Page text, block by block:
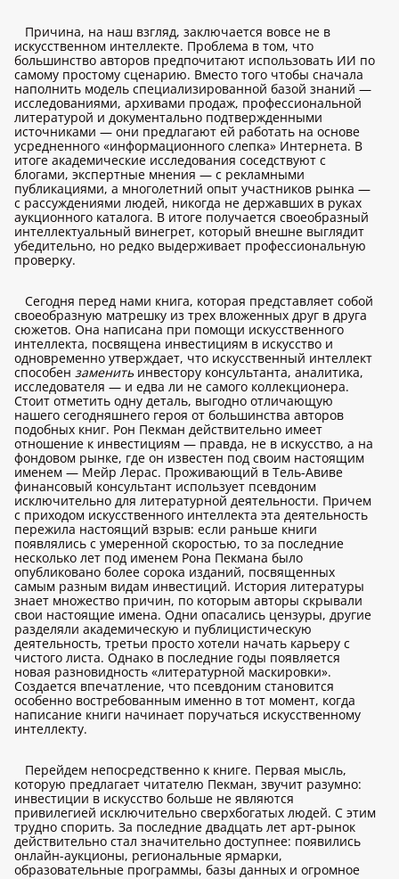
Причина, на наш взгляд, заключается вовсе не в
искусственном интеллекте. Проблема в том, что
большинство авторов предпочитают использовать ИИ по
самому простому сценарию. Вместо того чтобы сначала
наполнить модель специализированной базой знаний —
исследованиями, архивами продаж, профессиональной
литературой и документально подтвержденными
источниками — они предлагают ей работать на основе
усредненного «информационного слепка» Интернета. В
итоге академические исследования соседствуют с
блогами, экспертные мнения — с рекламными
публикациями, а многолетний опыт участников рынка —
с рассуждениями людей, никогда не державших в руках
аукционного каталога. В итоге получается своеобразный
интеллектуальный винегрет, который внешне выглядит
убедительно, но редко выдерживает профессиональную
проверку.
Сегодня перед нами книга, которая представляет собой
своеобразную матрешку из трех вложенных друг в друга
сюжетов. Она написана при помощи искусственного
интеллекта, посвящена инвестициям в искусство и
одновременно утверждает, что искусственный интеллект
способен заменитьинвестору консультанта, аналитика,
исследователя — и едва ли не самого коллекционера.
Стоит отметить одну деталь, выгодно отличающую
нашего сегодняшнего героя от большинства авторов
подобных книг. Рон Пекман действительно имеет
отношение к инвестициям — правда, не в искусство, а на
фондовом рынке, где он известен под своим настоящим
именем — Мейр Лерас. Проживающий в Тель-Авиве
финансовый консультант использует псевдоним
исключительно для литературной деятельности. Причем
с приходом искусственного интеллекта эта деятельность
пережила настоящий взрыв: если раньше книги
появлялись с умеренной скоростью, то за последние
несколько лет под именем Рона Пекмана было
опубликовано более сорока изданий, посвященных
самым разным видам инвестиций. История литературы
знает множество причин, по которым авторы скрывали
свои настоящие имена. Одни опасались цензуры, другие
разделяли академическую и публицистическую
деятельность, третьи просто хотели начать карьеру с
чистого листа. Однако в последние годы появляется
новая разновидность «литературной маскировки».
Создается впечатление, что псевдоним становится
особенно востребованным именно в тот момент, когда
написание книги начинает поручаться искусственному
интеллекту.
Перейдем непосредственно к книге. Первая мысль,
которую предлагает читателю Пекман, звучит разумно:
инвестиции в искусство больше не являются
привилегией исключительно сверхбогатых людей. С этим
трудно спорить. За последние двадцать лет арт-рынок
действительно стал значительно доступнее: появились
онлайн-аукционы, региональные ярмарки,
образовательные программы, базы данных и огромное